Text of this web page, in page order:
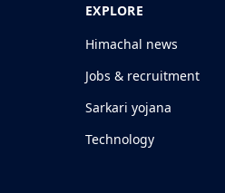
EXPLORE
Himachal news
Jobs & recruitment
Sarkari yojana
Technology